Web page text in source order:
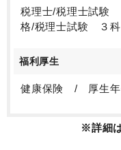
税理士/税理士試験
格/税理士試験 ３
福利厚生
健康保険 / 厚生
※詳細